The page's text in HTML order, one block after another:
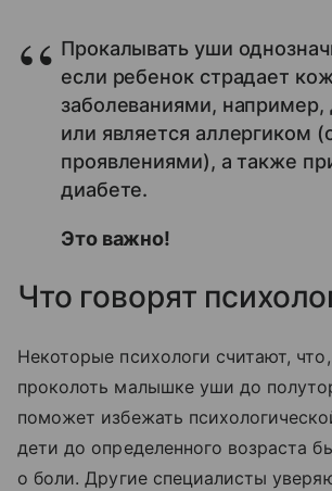
Прокалывать уши
если ребенок страдает
заболеваниями,
или является аллергиком
проявлениями), а также
диабете.
Это важно!
Что говорят
Некоторые психологи считают,
проколоть малышке уши до
поможет избежать
дети до определенного возраста
о боли. Другие специалисты